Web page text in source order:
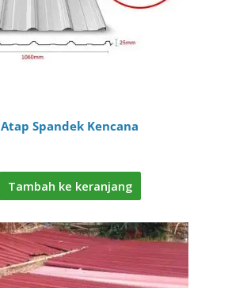
Atap Spandek Kencana
Tambah ke keranjang